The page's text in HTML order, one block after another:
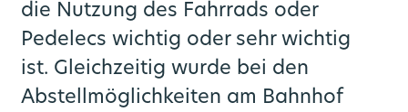
die Nutzung des Fahrrads oder
Pedelecs wichtig oder sehr wichtig
ist. Gleichzeitig wurde bei den
Abstellmöglichkeiten am Bahnhof